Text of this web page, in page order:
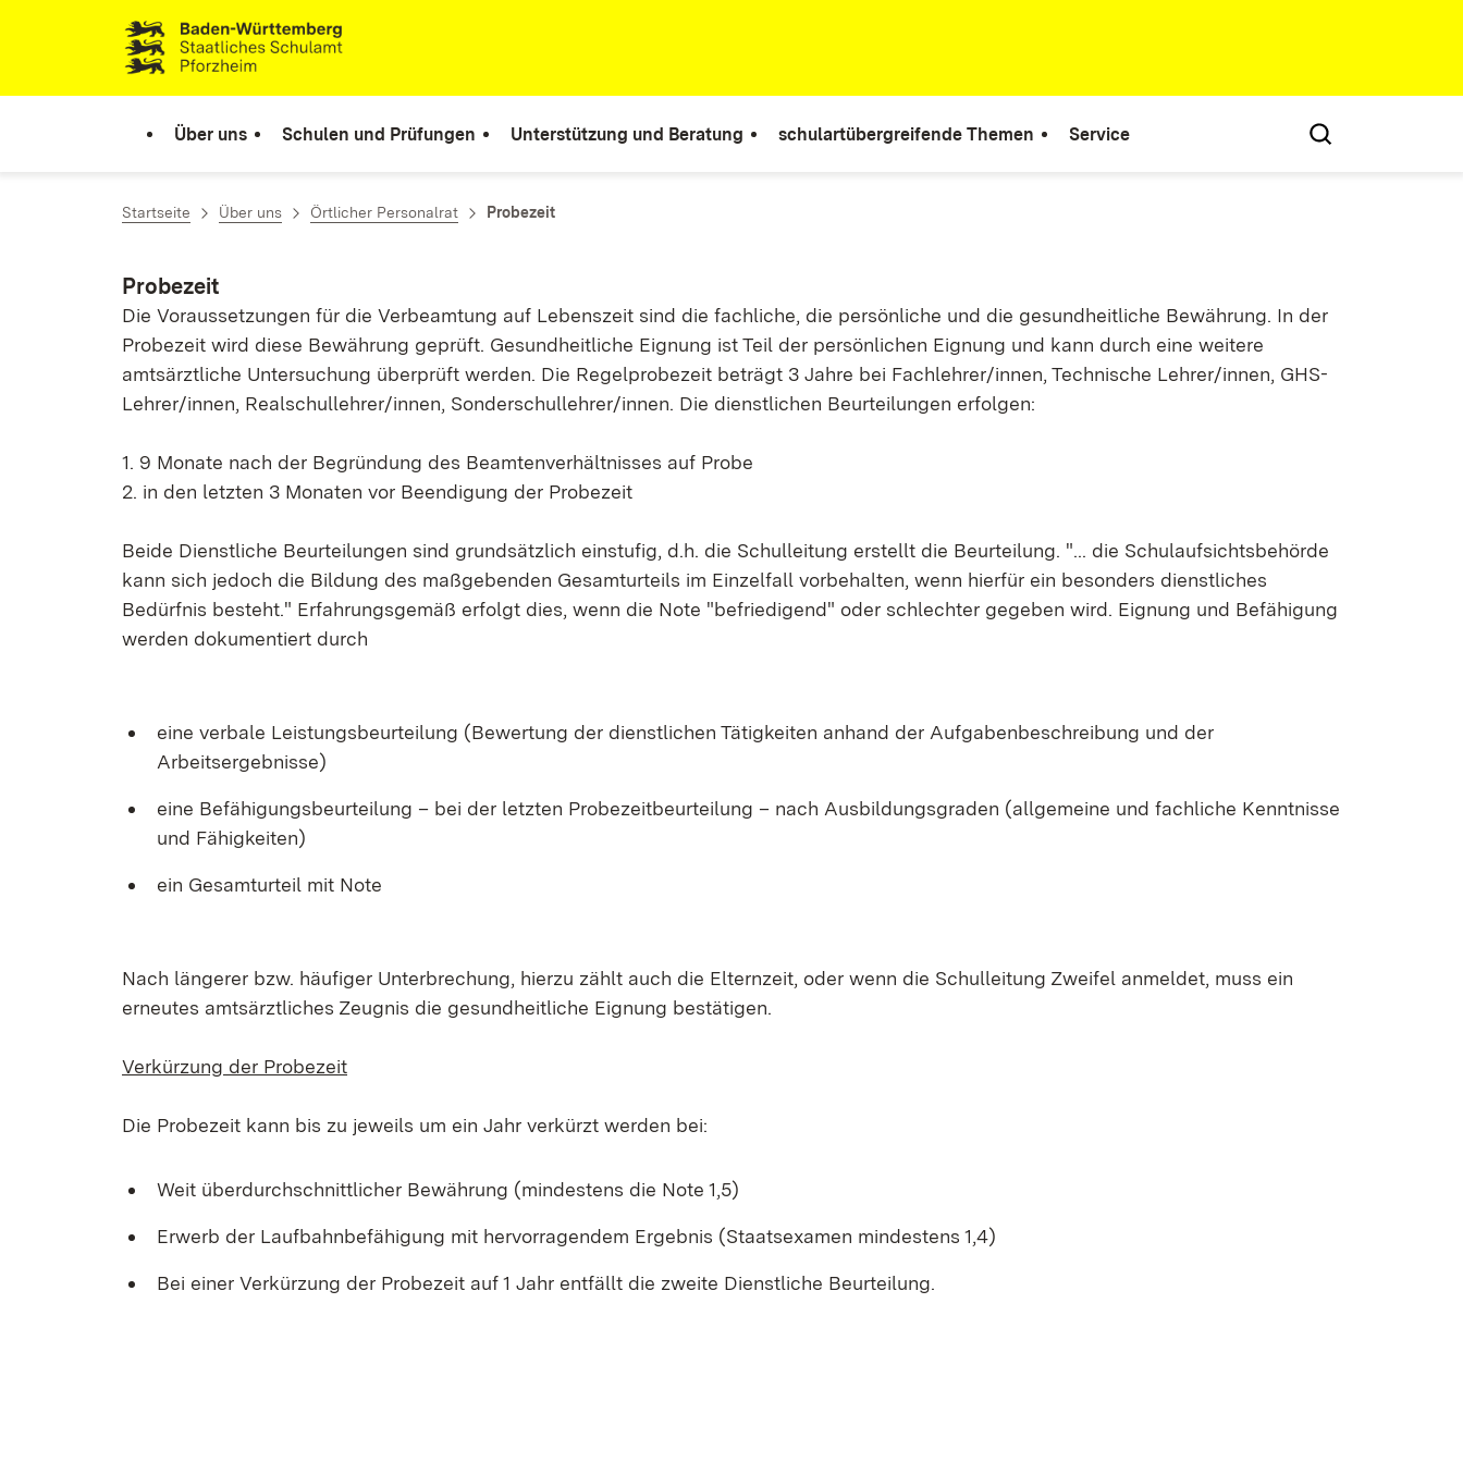
Zum Inhalt springen
Link zur Startseite
Über uns Schulen und Prüfungen Unterstützung und Beratung schulartübergreifende Themen Service
Startseite Über uns Örtlicher Personalrat Probezeit
Probezeit
Die Voraussetzungen für die Verbeamtung auf Lebenszeit sind die fachliche, die persönliche und die gesundheitliche Bewährung. In der
Probezeit wird diese Bewährung geprüft. Gesundheitliche Eignung ist Teil der persönlichen Eignung und kann durch eine weitere
amtsärztliche Untersuchung überprüft werden. Die Regelprobezeit beträgt 3 Jahre bei Fachlehrer/innen, Technische Lehrer/innen, GHS-
Lehrer/innen, Realschullehrer/innen, Sonderschullehrer/innen. Die dienstlichen Beurteilungen erfolgen:
1. 9 Monate nach der Begründung des Beamtenverhältnisses auf Probe
2. in den letzten 3 Monaten vor Beendigung der Probezeit
Beide Dienstliche Beurteilungen sind grundsätzlich einstufig, d.h. die Schulleitung erstellt die Beurteilung. "... die Schulaufsichtsbehörde
kann sich jedoch die Bildung des maßgebenden Gesamturteils im Einzelfall vorbehalten, wenn hierfür ein besonders dienstliches
Bedürfnis besteht." Erfahrungsgemäß erfolgt dies, wenn die Note "befriedigend" oder schlechter gegeben wird. Eignung und Befähigung
werden dokumentiert durch
eine verbale Leistungsbeurteilung (Bewertung der dienstlichen Tätigkeiten anhand der Aufgabenbeschreibung und der
Arbeitsergebnisse)
eine Befähigungsbeurteilung – bei der letzten Probezeitbeurteilung – nach Ausbildungsgraden (allgemeine und fachliche Kenntnisse
und Fähigkeiten)
ein Gesamturteil mit Note
Nach längerer bzw. häufiger Unterbrechung, hierzu zählt auch die Elternzeit, oder wenn die Schulleitung Zweifel anmeldet, muss ein
erneutes amtsärztliches Zeugnis die gesundheitliche Eignung bestätigen.
Verkürzung der Probezeit
Die Probezeit kann bis zu jeweils um ein Jahr verkürzt werden bei:
Weit überdurchschnittlicher Bewährung (mindestens die Note 1,5)
Erwerb der Laufbahnbefähigung mit hervorragendem Ergebnis (Staatsexamen mindestens 1,4)
Bei einer Verkürzung der Probezeit auf 1 Jahr entfällt die zweite Dienstliche Beurteilung.